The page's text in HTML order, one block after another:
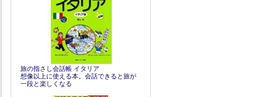
旅の指さし会話帳 イタリア
想像以上に使える本。会話できると旅が
一段と楽しくなる